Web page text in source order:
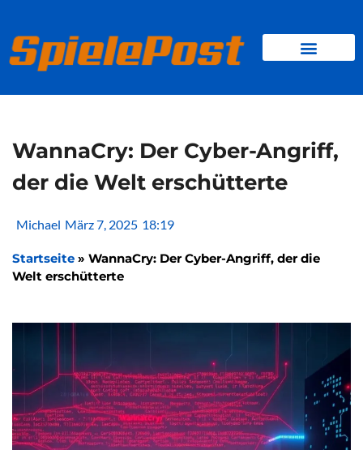
springen
WannaCry: Der Cyber-Angriff,
der die Welt erschütterte
Michael März 7, 2025 18:19
Startseite » WannaCry: Der Cyber-Angriff, der die
Welt erschütterte